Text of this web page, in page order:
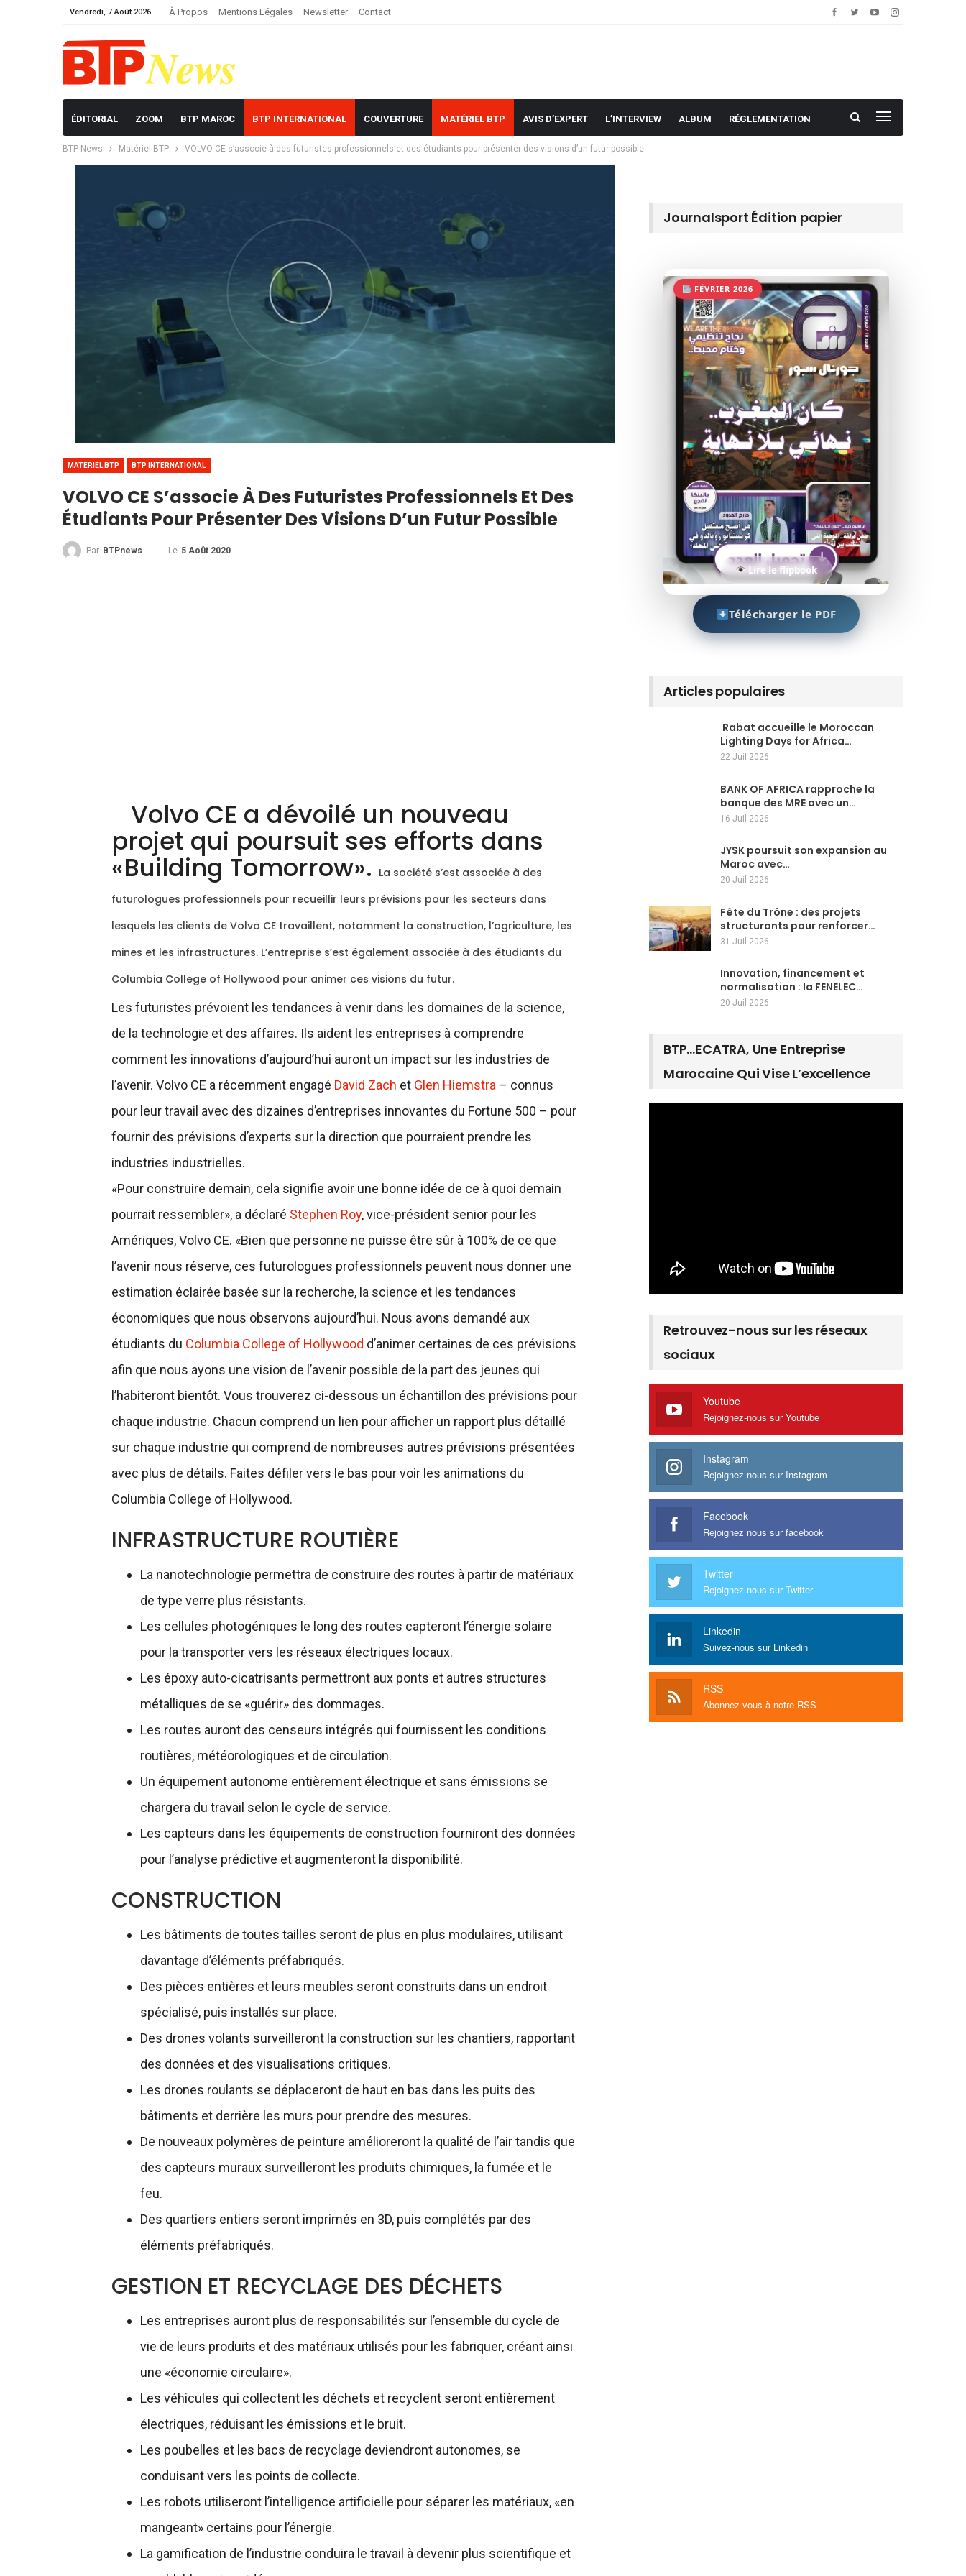
Vendredi, 7 Août 2026 À Propos Mentions Légales Newsletter Contact
ÉDITORIAL ZOOM BTP MAROC BTP INTERNATIONAL COUVERTURE MATÉRIEL BTP AVIS D’EXPERT L’INTERVIEW ALBUM RÉGLEMENTATION
BTP News Matériel BTP VOLVO CE s’associe à des futuristes professionnels et des étudiants pour présenter des visions d’un futur possible
MATÉRIEL BTP BTP INTERNATIONAL
VOLVO CE S’associe À Des Futuristes Professionnels Et Des
Étudiants Pour Présenter Des Visions D’un Futur Possible
Par BTPnews Le 5 Août 2020
Volvo CE a dévoilé un nouveau
projet qui poursuit ses efforts dans
«Building Tomorrow». La société s’est associée à des
futurologues professionnels pour recueillir leurs prévisions pour les secteurs dans
lesquels les clients de Volvo CE travaillent, notamment la construction, l’agriculture, les
mines et les infrastructures. L’entreprise s’est également associée à des étudiants du
Columbia College of Hollywood pour animer ces visions du futur.
Les futuristes prévoient les tendances à venir dans les domaines de la science,
de la technologie et des affaires. Ils aident les entreprises à comprendre
comment les innovations d’aujourd’hui auront un impact sur les industries de
l’avenir. Volvo CE a récemment engagé David Zach et Glen Hiemstra– connus
pour leur travail avec des dizaines d’entreprises innovantes du Fortune 500 – pour
fournir des prévisions d’experts sur la direction que pourraient prendre les
industries industrielles.
«Pour construire demain, cela signifie avoir une bonne idée de ce à quoi demain
pourrait ressembler», a déclaré Stephen Roy, vice-président senior pour les
Amériques, Volvo CE. «Bien que personne ne puisse être sûr à 100% de ce que
l’avenir nous réserve, ces futurologues professionnels peuvent nous donner une
estimation éclairée basée sur la recherche, la science et les tendances
économiques que nous observons aujourd’hui. Nous avons demandé aux
étudiants du Columbia College of Hollywood d’animer certaines de ces prévisions
afin que nous ayons une vision de l’avenir possible de la part des jeunes qui
l’habiteront bientôt. Vous trouverez ci-dessous un échantillon des prévisions pour
chaque industrie. Chacun comprend un lien pour afficher un rapport plus détaillé
sur chaque industrie qui comprend de nombreuses autres prévisions présentées
avec plus de détails. Faites défiler vers le bas pour voir les animations du
Columbia College of Hollywood.
INFRASTRUCTURE ROUTIÈRE
La nanotechnologie permettra de construire des routes à partir de matériaux
de type verre plus résistants.
Les cellules photogéniques le long des routes capteront l’énergie solaire
pour la transporter vers les réseaux électriques locaux.
Les époxy auto-cicatrisants permettront aux ponts et autres structures
métalliques de se «guérir» des dommages.
Les routes auront des censeurs intégrés qui fournissent les conditions
routières, météorologiques et de circulation.
Un équipement autonome entièrement électrique et sans émissions se
chargera du travail selon le cycle de service.
Les capteurs dans les équipements de construction fourniront des données
pour l’analyse prédictive et augmenteront la disponibilité.
CONSTRUCTION
Les bâtiments de toutes tailles seront de plus en plus modulaires, utilisant
davantage d’éléments préfabriqués.
Des pièces entières et leurs meubles seront construits dans un endroit
spécialisé, puis installés sur place.
Des drones volants surveilleront la construction sur les chantiers, rapportant
des données et des visualisations critiques.
Les drones roulants se déplaceront de haut en bas dans les puits des
bâtiments et derrière les murs pour prendre des mesures.
De nouveaux polymères de peinture amélioreront la qualité de l’air tandis que
des capteurs muraux surveilleront les produits chimiques, la fumée et le
feu.
Des quartiers entiers seront imprimés en 3D, puis complétés par des
éléments préfabriqués.
GESTION ET RECYCLAGE DES DÉCHETS
Les entreprises auront plus de responsabilités sur l’ensemble du cycle de
vie de leurs produits et des matériaux utilisés pour les fabriquer, créant ainsi
une «économie circulaire».
Les véhicules qui collectent les déchets et recyclent seront entièrement
électriques, réduisant les émissions et le bruit.
Les poubelles et les bacs de recyclage deviendront autonomes, se
conduisant vers les points de collecte.
Les robots utiliseront l’intelligence artificielle pour séparer les matériaux, «en
mangeant» certains pour l’énergie.
La gamification de l’industrie conduira le travail à devenir plus scientifique et
Journalsport Édition papier
FÉVRIER 2026
Lire le flipbook
Télécharger le PDF
Articles populaires
Rabat accueille le Moroccan
Lighting Days for Africa…
22 Juil 2026
BANK OF AFRICA rapproche la
banque des MRE avec un…
16 Juil 2026
JYSK poursuit son expansion au
Maroc avec…
20 Juil 2026
Fête du Trône : des projets
structurants pour renforcer…
31 Juil 2026
Innovation, financement et
normalisation : la FENELEC…
20 Juil 2026
BTP…ECATRA, Une Entreprise
Marocaine Qui Vise L’excellence
Retrouvez-nous sur les réseaux
sociaux
Youtube
Rejoignez-nous sur Youtube
Instagram
Rejoignez-nous sur Instagram
Facebook
Rejoignez nous sur facebook
Twitter
Rejoignez-nous sur Twitter
Linkedin
Suivez-nous sur Linkedin
RSS
Abonnez-vous à notre RSS